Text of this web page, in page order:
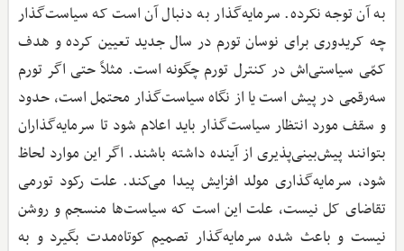
به آن توجه نکرده. سرمایه‌گذار به دنبال آن است که سیاست‌گذار
چه کریدوری برای نوسان تورم در سال جدید تعیین کرده و هدف
کمّی سیاستی‌اش در کنترل تورم چگونه است. مثلاً حتی اگر تورم
سه‌رقمی در پیش است یا از نگاه سیاست‌گذار محتمل است، حدود
و سقف مورد انتظار سیاست‌گذار باید اعلام شود تا سرمایه‌گذاران
بتوانند پیش‌بینی‌پذیری از آینده داشته باشند. اگر این موارد لحاظ
شود، سرمایه‌گذاری مولد افزایش پیدا می‌کند. علت رکود تورمی
تقاضای کل نیست، علت این است که سیاست‌ها منسجم و روشن
نیست و باعث شده سرمایه‌گذار تصمیم کوتاه‌مدت بگیرد و به